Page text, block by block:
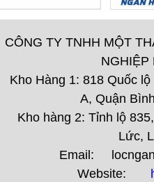
CÔNG TY TNHH MỘT
NGHIỆP
Kho Hàng 1: 818 Quốc
A, Quận
Kho hàng 2: Tỉnh lộ
Lức,
Email:
Website: